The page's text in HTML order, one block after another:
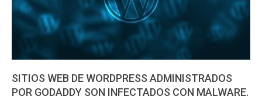
SITIOS WEB DE WORDPRESS ADMINISTRADOS
POR GODADDY SON INFECTADOS CON MALWARE.